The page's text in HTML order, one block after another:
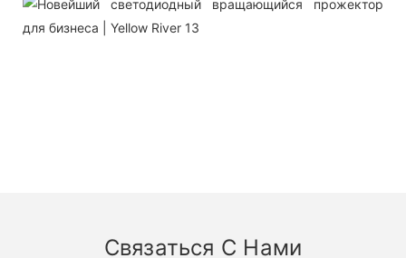
Связаться С Нами